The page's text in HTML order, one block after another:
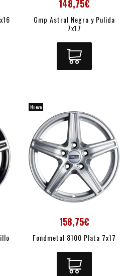
148,75€
Gmp Astral Negra y Pulida
7x17
Nuevo
158,75€
Fondmetal 8100 Plata 7x17